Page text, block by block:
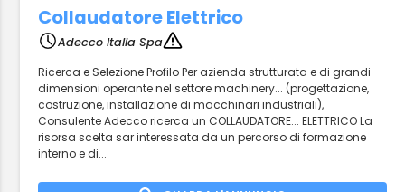
Collaudatore Elettrico
Adecco Italia Spa
Ricerca e Selezione Profilo Per azienda strutturata e di grandi
dimensioni operante nel settore machinery... (progettazione,
costruzione, installazione di macchinari industriali),
Consulente Adecco ricerca un COLLAUDATORE... ELETTRICO La
risorsa scelta sar interessata da un percorso di formazione
interno e di...